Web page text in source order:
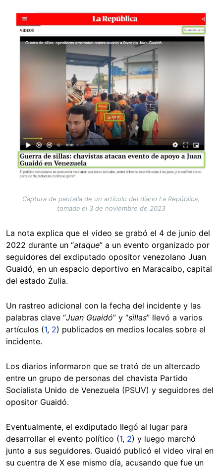
Image
Captura de pantalla de un artículo del diario La República,
tomada el 3 de noviembre de 2023
La nota explica que el video se grabó el 4 de junio del
2022 durante un “ataque” a un evento organizado por
seguidores del exdiputado opositor venezolano Juan
Guaidó, en un espacio deportivo en Maracaibo, capital
del estado Zulia.
Un rastreo adicional con la fecha del incidente y las
palabras clave “Juan Guaidó” y “sillas” llevó a varios
artículos (1, 2) publicados en medios locales sobre el
incidente.
Los diarios informaron que se trató de un altercado
entre un grupo de personas del chavista Partido
Socialista Unido de Venezuela (PSUV) y seguidores del
opositor Guaidó.
Eventualmente, el exdiputado llegó al lugar para
desarrollar el evento político (1, 2) y luego marchó
junto a sus seguidores. Guaidó publicó el video viral en
su cuentra de X ese mismo día, acusando que fue un